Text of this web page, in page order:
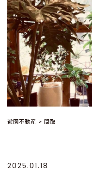
遊園不動産 > 間取
2025.01.18